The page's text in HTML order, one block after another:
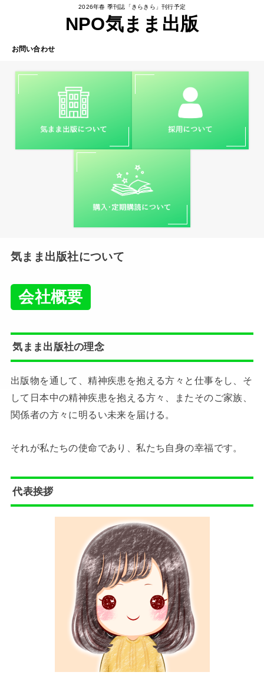
2026年春 季刊誌「きらきら」刊行予定
NPO気まま出版
お問い合わせ
気まま出版社について
会社概要
気まま出版社の理念
出版物を通して、精神疾患を抱える方々と仕事をし、そ
して日本中の精神疾患を抱える方々、またそのご家族、
関係者の方々に明るい未来を届ける。
それが私たちの使命であり、私たち自身の幸福です。
代表挨拶